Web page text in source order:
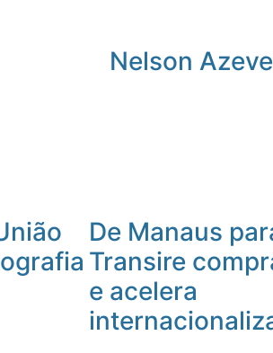
Nelson
De Manaus
Transire
e acelera